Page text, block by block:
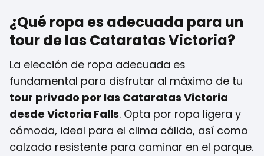
¿Qué ropa es adecuada para un
tour de las Cataratas Victoria?
La elección de ropa adecuada es
fundamental para disfrutar al máximo de tu
tour privado por las Cataratas Victoria
desde Victoria Falls. Opta por ropa ligera y
cómoda, ideal para el clima cálido, así como
calzado resistente para caminar en el parque.